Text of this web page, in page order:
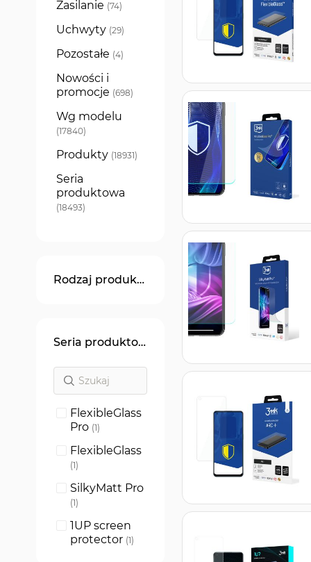
Zasilanie 74
produkty
Uchwyty 29
produkty
Pozostałe 4
produkty
Nowości i
promocje 698
produkty
Wg modelu
17840
produkty
Produkty 18931
produkty
Seria
produktowa
18493
produkty
Rodzaj produktu
Seria produktowa
FlexibleGlass
Pro 1
produkt
FlexibleGlass
1
produkt
SilkyMatt Pro
1
produkt
1UP screen
protector 1
produkt